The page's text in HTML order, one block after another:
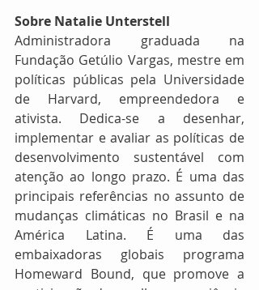
Sobre Natalie Unterstell
Administradora graduada na
Fundação Getúlio Vargas, mestre em
políticas públicas pela Universidade
de Harvard, empreendedora e
ativista. Dedica-se a desenhar,
implementar e avaliar as políticas de
desenvolvimento sustentável com
atenção ao longo prazo. É uma das
principais referências no assunto de
mudanças climáticas no Brasil e na
América Latina. É uma das
embaixadoras globais programa
Homeward Bound, que promove a